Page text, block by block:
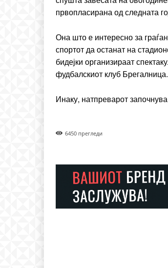
првопласирана од следната
Она што е интересно за
спортот да останат на
бидејки организираат
фудбалскиот клуб
Инаку, натпреварот
6450 прегледи